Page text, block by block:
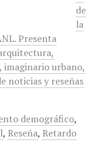
de
la
Presenta
imaginario urbano,
noticias y reseñas
demográfico,
, Reseña, Retardo